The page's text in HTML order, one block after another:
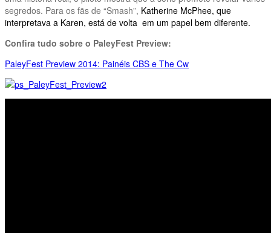
segredos. Para os fãs de “Smash”, Katherine McPhee, que
interpretava a Karen, está de volta em um papel bem diferente.
Confira tudo sobre o PaleyFest Preview:
PaleyFest Preview 2014: Painéis CBS e The Cw